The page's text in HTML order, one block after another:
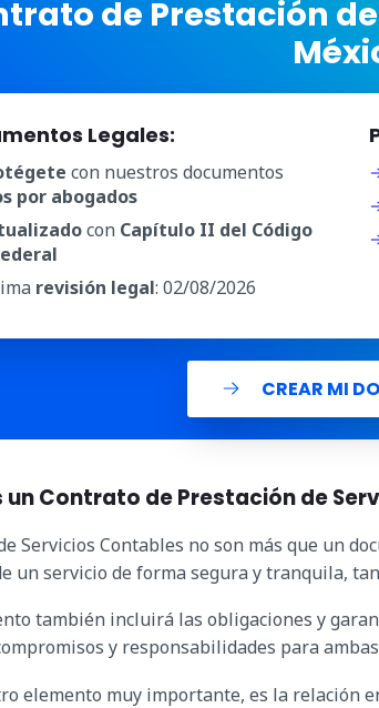
de Prestación
Legales:
con nuestros documentos
por abogados
con Capítulo II del Código
revisión legal: 02/08/2026
CREAR MI
un Contrato de Prestación de
Servicios Contables no son más que un
un servicio de forma segura y tranquila,
también incluirá las obligaciones y
y responsabilidades para
elemento muy importante, es la relación